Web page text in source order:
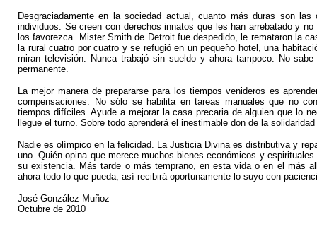
Desgraciadamente en la sociedad actual, cuanto más duras son
individuos. Se creen con derechos innatos que les han arrebatado y
los favorezca. Mister Smith de Detroit fue despedido, le remataron la
la rural cuatro por cuatro y se refugió en un pequeño hotel, una
miran televisión. Nunca trabajó sin sueldo y ahora tampoco. No
permanente.
La mejor manera de prepararse para los tiempos venideros es
compensaciones. No sólo se habilita en tareas manuales que no
tiempos difíciles. Ayude a mejorar la casa precaria de alguien que lo
llegue el turno. Sobre todo aprenderá el inestimable don de la
Nadie es olímpico en la felicidad. La Justicia Divina es distributiva y
uno. Quién opina que merece muchos bienes económicos y
su existencia. Más tarde o más temprano, en esta vida o en el más
ahora todo lo que pueda, así recibirá oportunamente lo suyo con
José González Muñoz
Octubre de 2010